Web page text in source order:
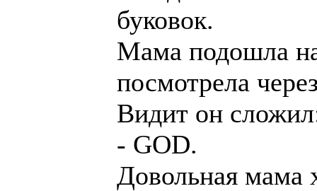
буковок.
Мама подошла
посмотрела
Видит он
- GОD.
Довольная мама